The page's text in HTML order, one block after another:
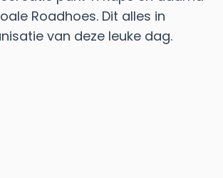
Roadhoes. Dit alles in
van deze leuke dag.